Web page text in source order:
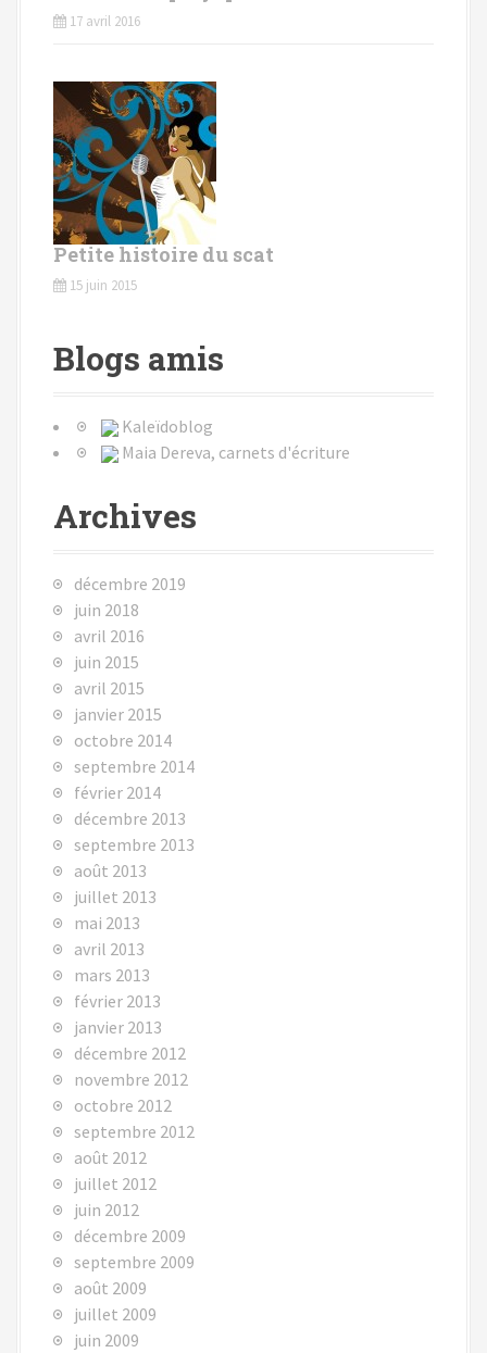
17 avril 2016
Petite histoire du scat
15 juin 2015
Blogs amis
Kaleïdoblog
Maia Dereva, carnets d'écriture
Archives
décembre 2019
juin 2018
avril 2016
juin 2015
avril 2015
janvier 2015
octobre 2014
septembre 2014
février 2014
décembre 2013
septembre 2013
août 2013
juillet 2013
mai 2013
avril 2013
mars 2013
février 2013
janvier 2013
décembre 2012
novembre 2012
octobre 2012
septembre 2012
août 2012
juillet 2012
juin 2012
décembre 2009
septembre 2009
août 2009
juillet 2009
juin 2009